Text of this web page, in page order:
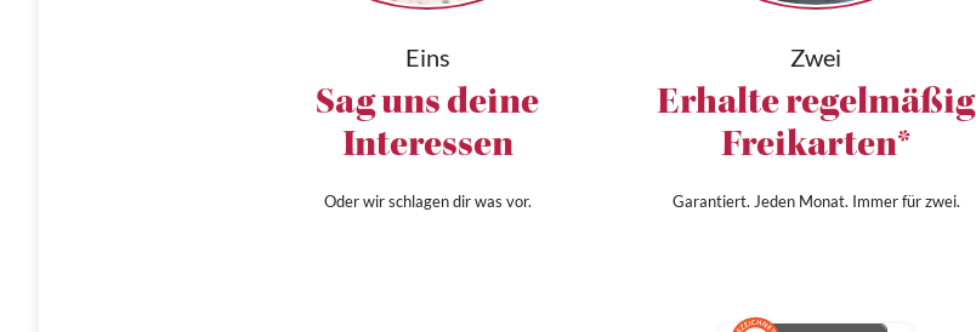
Eins
Sag uns deine
Interessen
Oder wir schlagen dir was vor.
Zwei
Erhalte regelmäßig
Freikarten*
Garantiert. Jeden Monat. Immer für zwei.